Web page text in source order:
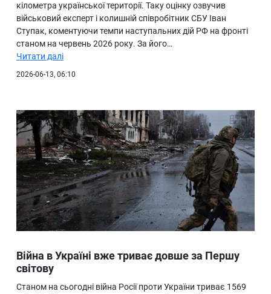
кілометра української території. Таку оцінку озвучив
військовий експерт і колишній співробітник СБУ Іван
Ступак, коментуючи темпи наступальних дій РФ на фронті
станом на червень 2026 року. За його…
Читати далі
2026-06-13, 06:10
Війна в Україні вже триває довше за Першу
світову
Станом на сьогодні війна Росії проти України триває 1569